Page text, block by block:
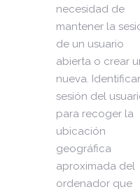
necesidad de
mantener la
de un usuario
abierta o crear
nueva.
sesión del
para recoger la
ubicación
geográfica
aproximada del
ordenador que